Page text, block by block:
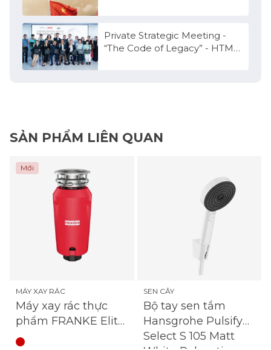
Private Strategic Meeting -
“The Code of Legacy” - HTM
SẢN PHẨM LIÊN QUAN
Mới
MÁY XAY RÁC
Máy xay rác thực
phẩm FRANKE Elite
Slimline - FWDS75
SEN CÂY
Bộ tay sen tắm
Hansgrohe Pulsify
Select S 105 Matt